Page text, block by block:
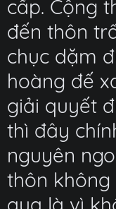
cấp. Cộng
đến thôn
chục dặm
hoàng đế
giải quyết
thì đây
nguyên
thôn